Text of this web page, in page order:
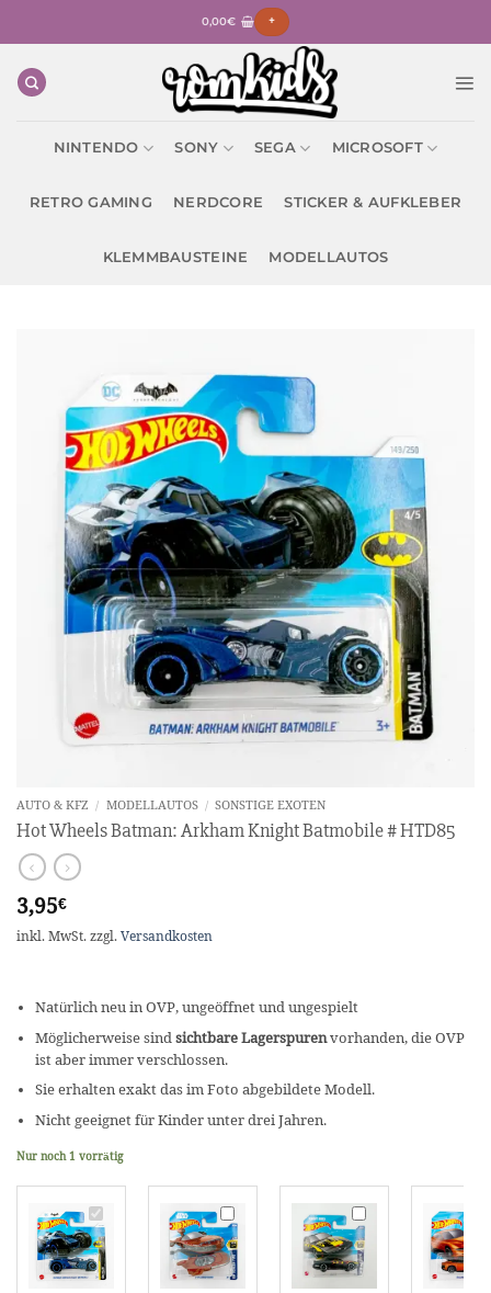
0,00€ +
NINTENDO SONY SEGA MICROSOFT
RETRO GAMING NERDCORE STICKER & AUFKLEBER
KLEMMBAUSTEINE MODELLAUTOS
AUTO & KFZ / MODELLAUTOS / SONSTIGE EXOTEN
Hot Wheels Batman: Arkham Knight Batmobile # HTD85
3,95€
inkl. MwSt. zzgl. Versandkosten
Natürlich neu in OVP, ungeöffnet und ungespielt
Möglicherweise sind sichtbare Lagerspurenvorhanden, die OVP
ist aber immer verschlossen.
Sie erhalten exakt das im Foto abgebildete Modell.
Nicht geeignet für Kinder unter drei Jahren.
Nur noch 1 vorrätig
Hot
Wheels
Batman:
Arkham
Hot
Wheels
Star
Wars
Hot
Wheels
Knight
Rider